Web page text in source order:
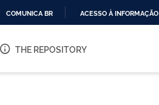
O
COMUNICA BR ACESSO À INFORMAÇÃO
THE REPOSITORY